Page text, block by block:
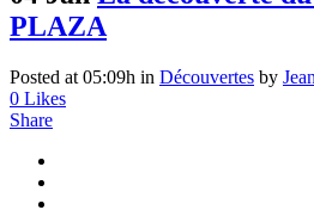
PLAZA
Posted at 05:09h in Découvertes by
0 Likes
Share